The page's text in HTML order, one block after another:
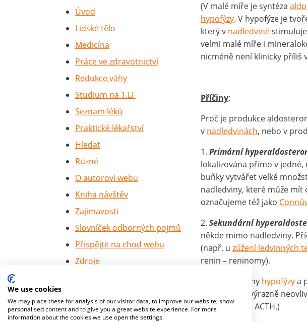
(V malé míře je syntéza
hypofýzy. V hypofýze je
který v nadledvině
velmi malé míře i
nicméně není klinicky příliš
Příčiny:
Proč je produkce
v nadledvinách, nebo v
1. Primární
lokalizována přímo v jedné,
buňky vytvářet velké
nadledviny, které může
označujeme též jako
2. Sekundární
někde mimo nadledviny.
(např. u zúžení ledvinných
renin – reninomy).
(Pozn.: Poruchy hypofýzya
dlouhodobě výrazně
reninu než na ACTH.)
Úvod
Lidské tělo
Medicína
Práce ve zdravotnictví
Redukce váhy
Studium na 1.LF
Seznam léků
Praktické lékařství
Hledat
Různé
O autorovi webu
Kniha návštěv
Zajimavosti
Slovníček odborných pojmů
Přispějte na chod webu
Zdroje
We use cookies
We may place these for analysis of our visitor data, to improve our website, show
personalised content and to give you a great website experience. For more
information about the cookies we use open the settings.